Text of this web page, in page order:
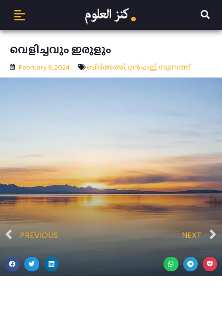
വെളിച്ചവും ഇരുളും
February 9, 2024 ബിദ്അത്ത്,മന്‍ഹജ്,സുന്നത്ത്
PREVIOUS NEXT